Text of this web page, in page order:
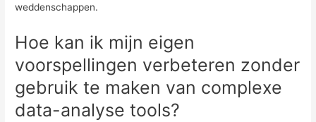
weddenschappen.
Hoe kan ik mijn eigen
voorspellingen verbeteren zonder
gebruik te maken van complexe
data-analyse tools?